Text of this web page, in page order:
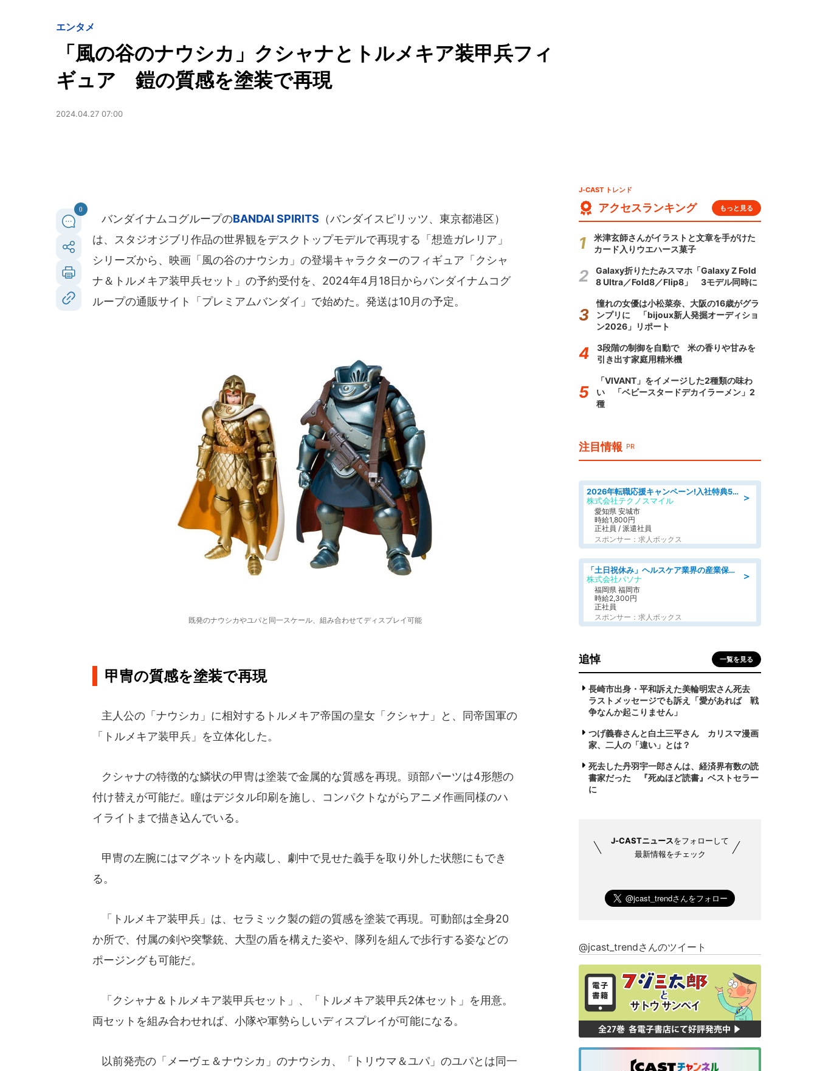
エンタメ
「風の谷のナウシカ」クシャナとトルメキア装甲兵フィ
ギュア 鎧の質感を塗装で再現
2024.04.27 07:00
0
バンダイナムコグループのBANDAI SPIRITS （バンダイスピリッツ、東京都港区）
は、スタジオジブリ作品の世界観をデスクトップモデルで再現する「想造ガレリア」
シリーズから、映画「風の谷のナウシカ」の登場キャラクターのフィギュア「クシャ
ナ＆トルメキア装甲兵セット」の予約受付を、2024年4月18日からバンダイナムコグ
ループの通販サイト「プレミアムバンダイ」で始めた。発送は10月の予定。
既発のナウシカやユパと同一スケール、組み合わせてディスプレイ可能
甲冑の質感を塗装で再現
主人公の「ナウシカ」に相対するトルメキア帝国の皇女「クシャナ」と、同帝国軍の
「トルメキア装甲兵」を立体化した。
クシャナの特徴的な鱗状の甲冑は塗装で金属的な質感を再現。頭部パーツは4形態の
付け替えが可能だ。瞳はデジタル印刷を施し、コンパクトながらアニメ作画同様のハ
イライトまで描き込んでいる。
甲冑の左腕にはマグネットを内蔵し、劇中で見せた義手を取り外した状態にもでき
る。
「トルメキア装甲兵」は、セラミック製の鎧の質感を塗装で再現。可動部は全身20
か所で、付属の剣や突撃銃、大型の盾を構えた姿や、隊列を組んで歩行する姿などの
ポージングも可能だ。
「クシャナ＆トルメキア装甲兵セット」、「トルメキア装甲兵2体セット」を用意。
両セットを組み合わせれば、小隊や軍勢らしいディスプレイが可能になる。
以前発売の「メーヴェ＆ナウシカ」のナウシカ、「トリウマ＆ユパ」のユパとは同一
J-CAST トレンド
アクセスランキング もっと見る
米津玄師さんがイラストと文章を手がけた
カード入りウエハース菓子
Galaxy折りたたみスマホ「Galaxy Z Fold
8 Ultra／Fold8／Flip8」 3モデル同時に
憧れの女優は小松菜奈、大阪の16歳がグラ
ンプリに 「bijoux新人発掘オーディショ
ン2026」リポート
3段階の制御を自動で 米の香りや甘みを
引き出す家庭用精米機
「VIVANT」をイメージした2種類の味わ
い 「ベビースタードデカイラーメン」2
種
注目情報 PR
＞
2026年転職応援キャンペーン!入社特典58万円/デンソーで働こう!自動車工場で小型部品の検査業務 denso aichi
株式会社テクノスマイル
愛知県 安城市
時給1,800円
正社員 / 派遣社員
スポンサー：求人ボックス
＞
「土日祝休み」ヘルスケア業界の産業保健師/高時給/未経験OK/要資格:保健師、正看護師
株式会社パソナ
福岡県 福岡市
時給2,300円
正社員
スポンサー：求人ボックス
追悼 一覧を見る
長崎市出身・平和訴えた美輪明宏さん死去
ラストメッセージでも訴え「愛があれば 戦
争なんか起こりません」
つげ義春さんと白土三平さん カリスマ漫画
家、二人の「違い」とは？
死去した丹羽宇一郎さんは、経済界有数の読
書家だった 『死ぬほど読書』ベストセラー
に
J-CASTニュースをフォローして
最新情報をチェック
@jcast_trendさんのツイート